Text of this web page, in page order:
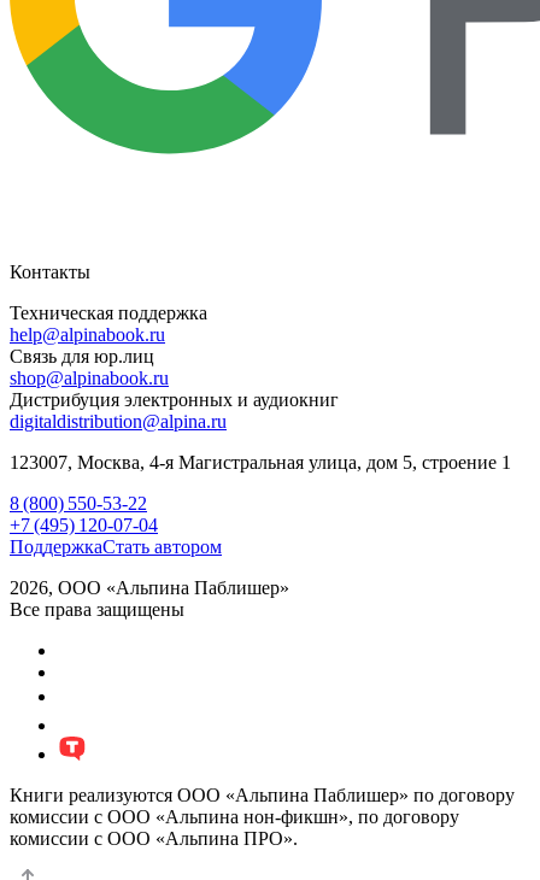
Контакты
Техническая поддержка
help@alpinabook.ru
Связь для юр.лиц
shop@alpinabook.ru
Дистрибуция электронных и аудиокниг
digitaldistribution@alpina.ru
123007, Москва, 4-я Магистральная улица, дом 5, строение 1
8 (800) 550-53-22
+7 (495) 120-07-04
ПоддержкаСтать автором
2026, ООО «Альпина Паблишер»
Все права защищены
Книги реализуются ООО «Альпина Паблишер» по договору
комиссии с ООО «Альпина нон-фикшн», по договору
комиссии с ООО «Альпина ПРО».